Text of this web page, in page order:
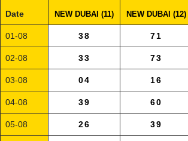
Date NEW DUBAI (11) NEW DUBAI (12)
01-08 38 71
02-08 33 73
03-08 04 16
04-08 39 60
05-08 26 39